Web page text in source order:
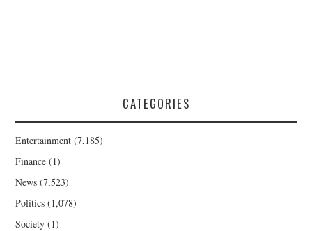
CATEGORIES
Entertainment (7,185)
Finance (1)
News (7,523)
Politics (1,078)
Society (1)